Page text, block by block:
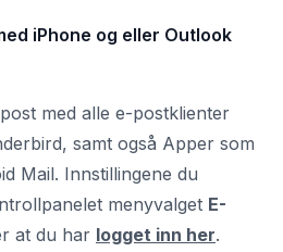
iPhone og eller Outlook
med alle e-postklienter
samt også Apper som
Mail. Innstillingene du
menyvalget E-
at du har logget inn her.